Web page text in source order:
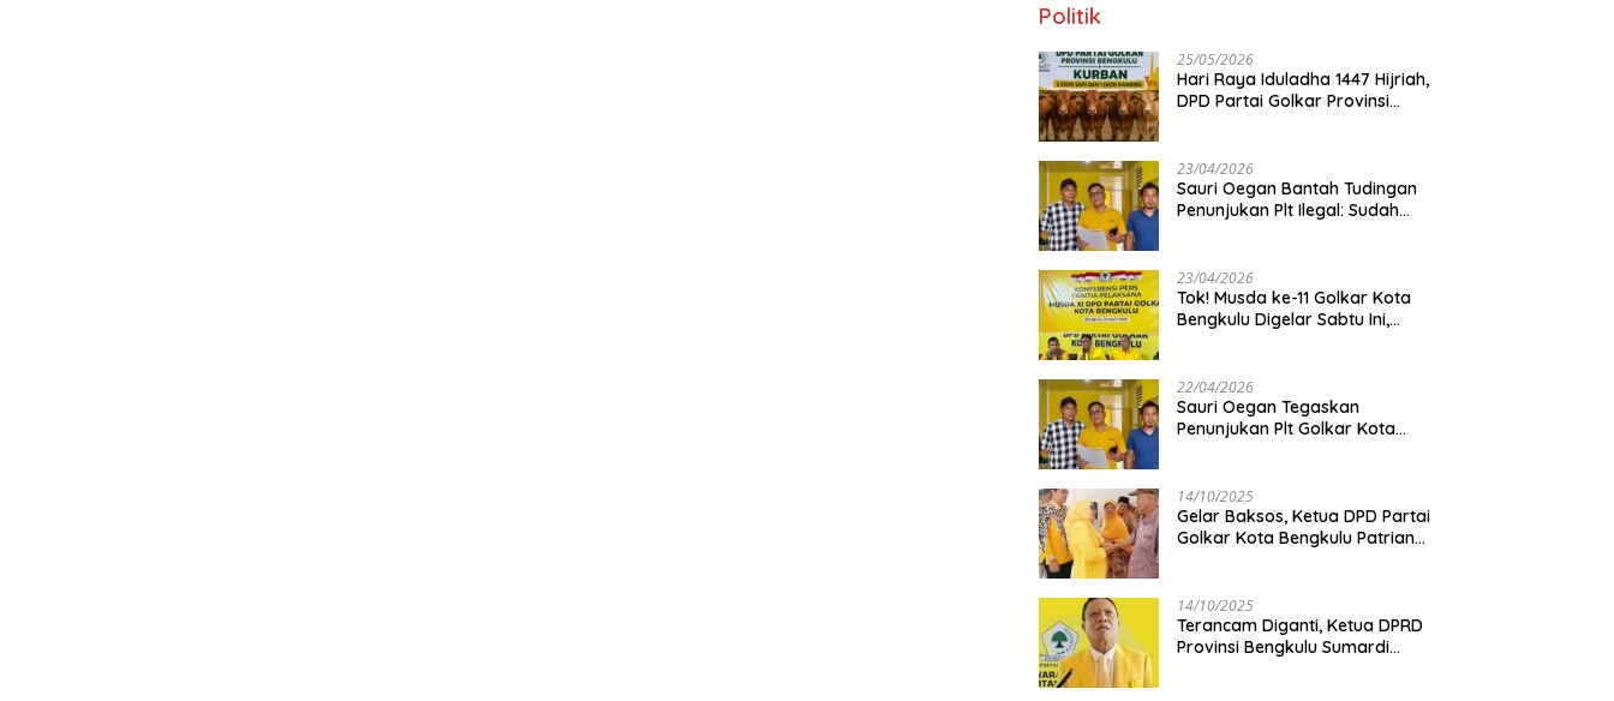
Politik
25/05/2026
Hari Raya Iduladha 1447 Hijriah,
DPD Partai Golkar Provinsi
23/04/2026
Sauri Oegan Bantah Tudingan
Penunjukan Plt Ilegal: Sudah
23/04/2026
‎Tok! Musda ke-11 Golkar Kota
Bengkulu Digelar Sabtu Ini,
22/04/2026
Sauri Oegan Tegaskan
Penunjukan Plt Golkar Kota
14/10/2025
‎Gelar Baksos, Ketua DPD Partai
Golkar Kota Bengkulu Patriana
14/10/2025
Terancam Diganti, Ketua DPRD
Provinsi Bengkulu Sumardi